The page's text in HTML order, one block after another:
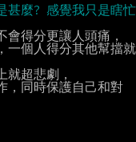
甚麼? 感覺我只是瞎忙
得分更讓人頭痛，
一個人得分其他幫擋就
就超悲劇，
，同時保護自己和對